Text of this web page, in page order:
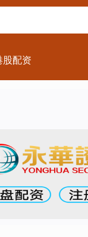
股配资